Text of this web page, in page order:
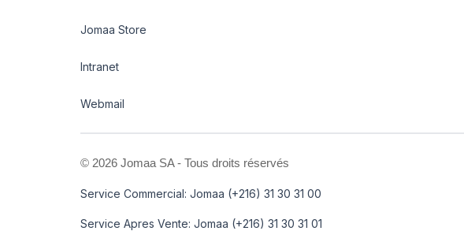
Jomaa Store
Intranet
Webmail
© 2026 Jomaa SA - Tous droits réservés
Service Commercial: Jomaa (+216) 31 30 31 00
Service Apres Vente: Jomaa (+216) 31 30 31 01